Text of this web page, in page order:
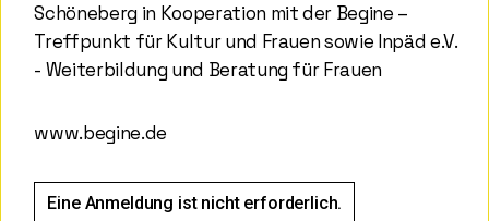
Schöneberg in Kooperation mit der Begine –
Treffpunkt für Kultur und Frauen sowie Inpäd e.V.
- Weiterbildung und Beratung für Frauen
www.begine.de
Eine Anmeldung ist nicht erforderlich.